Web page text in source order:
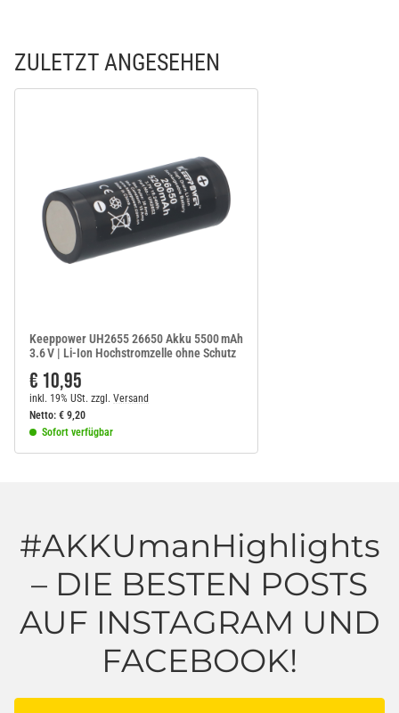
ZULETZT ANGESEHEN
Keeppower UH2655 26650 Akku 5500 mAh
3.6 V | Li-Ion Hochstromzelle ohne Schutz
€ 10,95
inkl. 19% USt. zzgl. Versand
Netto: € 9,20
Sofort verfügbar
#AKKUmanHighlights
– DIE BESTEN POSTS
AUF INSTAGRAM UND
FACEBOOK!